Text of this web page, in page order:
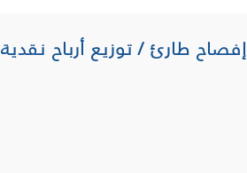
إفصاح طارئ / توزيع أرباح نقدية